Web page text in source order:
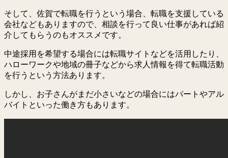
そして、佐賀で転職を行うという場合、転職を支援している
会社などもありますので、相談を行って良い仕事があれば紹
介してもらうのもオススメです。
中途採用を希望する場合には転職サイトなどを活用したり、
ハローワークや地域の冊子などから求人情報を得て転職活動
を行うという方法あります。
しかし、お子さんがまだ小さいなどの場合にはパートやアル
バイトといった働き方もあります。